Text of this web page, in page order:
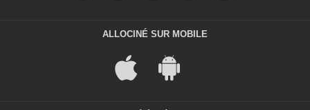
ALLOCINÉ SUR MOBILE